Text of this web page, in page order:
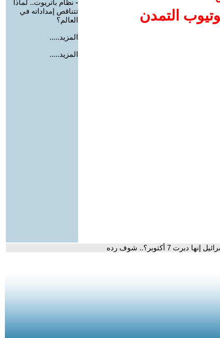
التمدن
- نظام باتريوت.. لماذا
تتناقص إمداداته في
العالم؟
المزيد.....
المزيد.....
7 أكتوبر؟.. شوف رده